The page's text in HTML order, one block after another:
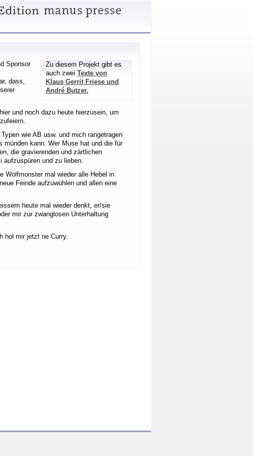
Zu diesem Projekt gibt es
auch zwei Texte von
Klaus Gerrit Friese und
André Butzer.
Sponsor
dass,
und noch dazu heute hierzusein, um
wie AB usw. und mich rangetragen
münden kann. Wer Muse hat und die für
die gravierenden und zärtlichen
aufzuspüren und zu lieben.
Wolfmonster mal wieder alle Hebel in
Feinde aufzuwühlen und allen eine
heute mal wieder denkt, er/sie
mir zur zwanglosen Unterhaltung
hol mir jetzt ne Curry.